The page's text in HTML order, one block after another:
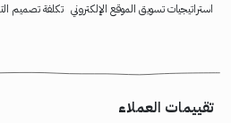
استراتيجيات تسويق الموقع الإلكتروني تكلفة تصميم
تقييمات العملاء